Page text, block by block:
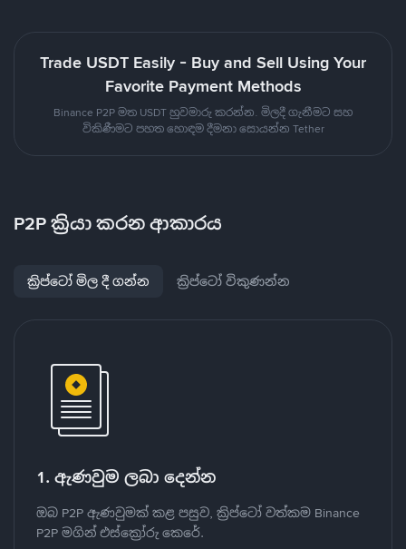
Trade USDT Easily - Buy and Sell Using Your
Favorite Payment Methods
Binance P2P මත USDT හුවමාරු කරන්න. මිලදී ගැනීමට සහ
විකිණීමට පහත හොඳම දීමනා සොයන්න Tether
P2P ක්‍රියා කරන ආකාරය
ක්‍රිප්ටෝ මිල දී ගන්න ක්‍රිප්ටෝ විකුණන්න
1. ඇණවුම ලබා දෙන්න
ඔබ P2P ඇණවුමක් කළ පසුව, ක්‍රිප්ටෝ වත්කම Binance
P2P මගින් එස්ක්‍රෝරු කෙරේ.